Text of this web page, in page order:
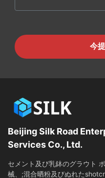
今
Beijing Silk Road
Services Co., Ltd.
セメント及び乳鉢のグラウト
械、;混合晒粉及びぬれた